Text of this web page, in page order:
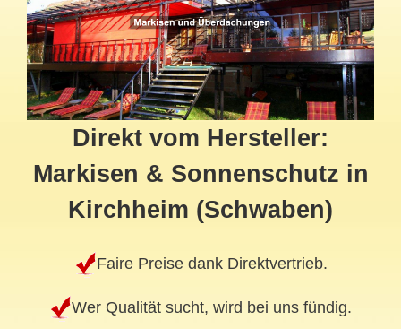
Direkt vom Hersteller:
Markisen & Sonnenschutz in
Kirchheim (Schwaben)
Faire Preise dank Direktvertrieb.
Wer Qualität sucht, wird bei uns fündig.